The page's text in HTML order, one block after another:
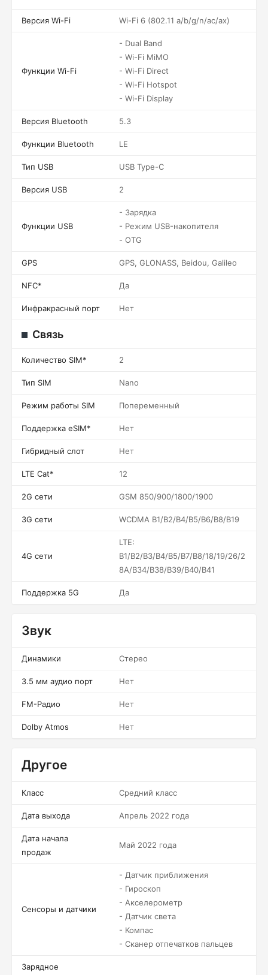
Версия Wi-Fi Wi-Fi 6 (802.11 a/b/g/n/ac/ax)
Функции Wi-Fi
- Dual Band
- Wi-Fi MiMO
- Wi-Fi Direct
- Wi-Fi Hotspot
- Wi-Fi Display
Версия Bluetooth 5.3
Функции Bluetooth LE
Тип USB USB Type-C
Версия USB 2
Функции USB
- Зарядка
- Режим USB-накопителя
- OTG
GPS GPS, GLONASS, Beidou, Galileo
NFC* Да
Инфракрасный порт Нет
Связь
Количество SIM* 2
Тип SIM Nano
Режим работы SIM Попеременный
Поддержка eSIM* Нет
Гибридный слот Нет
LTE Cat* 12
2G сети GSM 850/900/1800/1900
3G сети WCDMA B1/B2/B4/B5/B6/B8/B19
4G сети
LTE:
B1/B2/B3/B4/B5/B7/B8/18/19/26/2
8A/B34/B38/B39/B40/B41
Поддержка 5G Да
Звук
Динамики Стерео
3.5 мм аудио порт Нет
FM-Радио Нет
Dolby Atmos Нет
Другое
Класс Средний класс
Дата выхода Апрель 2022 года
Дата начала
продаж
Май 2022 года
Сенсоры и датчики
- Датчик приближения
- Гироскоп
- Акселерометр
- Датчик света
- Компас
- Сканер отпечатков пальцев
Зарядное